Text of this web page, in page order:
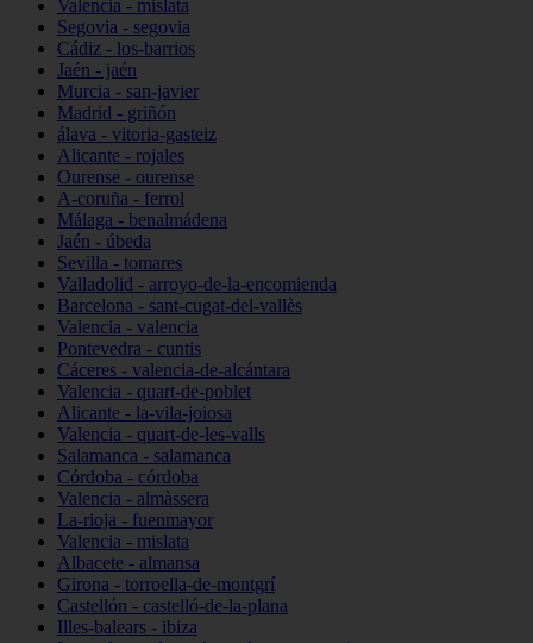
Valencia - mislata
Segovia - segovia
Cádiz - los-barrios
Jaén - jaén
Murcia - san-javier
Madrid - griñón
álava - vitoria-gasteiz
Alicante - rojales
Ourense - ourense
A-coruña - ferrol
Málaga - benalmádena
Jaén - úbeda
Sevilla - tomares
Valladolid - arroyo-de-la-encomienda
Barcelona - sant-cugat-del-vallès
Valencia - valencia
Pontevedra - cuntis
Cáceres - valencia-de-alcántara
Valencia - quart-de-poblet
Alicante - la-vila-joiosa
Valencia - quart-de-les-valls
Salamanca - salamanca
Córdoba - córdoba
Valencia - almàssera
La-rioja - fuenmayor
Valencia - mislata
Albacete - almansa
Girona - torroella-de-montgrí
Castellón - castelló-de-la-plana
Illes-balears - ibiza